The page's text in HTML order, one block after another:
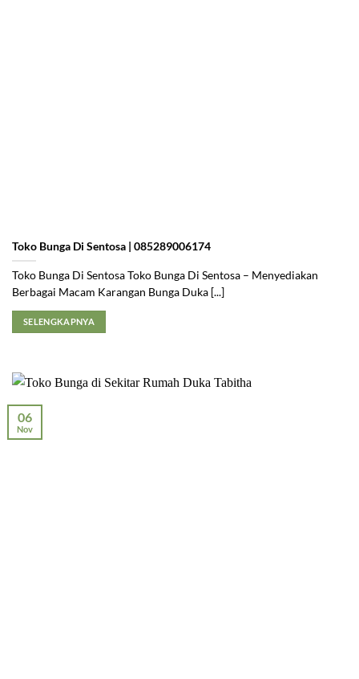
Toko Bunga Di Sentosa | 085289006174
Toko Bunga Di Sentosa Toko Bunga Di Sentosa – Menyediakan
Berbagai Macam Karangan Bunga Duka [...]
SELENGKAPNYA
06
Nov